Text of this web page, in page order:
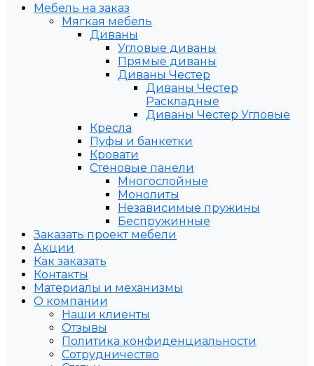
Мебель на заказ
Мягкая мебель
Диваны
Угловые диваны
Прямые диваны
Диваны Честер
Диваны Честер
Раскладные
Диваны Честер Угловые
Кресла
Пуфы и банкетки
Кровати
Стеновые панели
Многослойные
Монолиты
Независимые пружины
Беспружинные
Заказать проект мебели
Акции
Как заказать
Контакты
Материалы и механизмы
О компании
Наши клиенты
Отзывы
Политика конфиденциальности
Сотрудничество